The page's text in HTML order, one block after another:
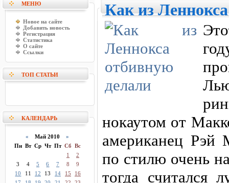
МЕНЮ
Новое на сайте
Добавить новость
Регистрация
Статистика
О сайте
Ссылки
ТОП СТАТЬИ
КАЛЕНДАРЬ
« Май 2010»
Пн Вт Ср Чт Пт Сб Вс
1
2
3
4 5 6 7 8
9
10
11 12 13 14 15
16
Как из
нокаутом от
американец Рэй
по стилю очень
тогда считался